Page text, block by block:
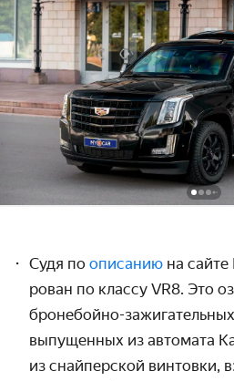
Судя по описанию на
рован по классу VR8. Это
бронебойно-
выпущенных из автомата
из снайпер­ской винтовки,